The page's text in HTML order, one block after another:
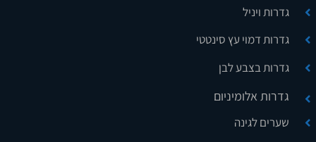
גדרות ויניל
גדרות דמוי עץ סינטטי
גדרות בצבע לבן
גדרות אלומיניום
שערים לגינה